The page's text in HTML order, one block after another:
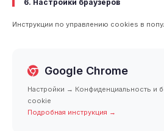
6. Настройки браузеров
Инструкции по управлению cookies в
Google Chrome
Настройки → Конфиденциальность и
cookie
Подробная инструкция →